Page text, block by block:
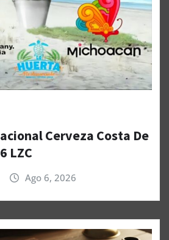
Cerveza Costa De
LZC
Ago 6, 2026